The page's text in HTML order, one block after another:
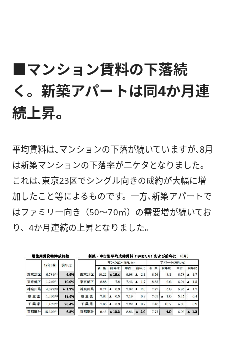
■マンション賃料の下落続
く。新築アパートは同4か月連
続上昇。
平均賃料は､マンションの下落が続いていますが､8月
は新築マンションの下落率が二ケタとなりました。
これは､東京23区でシングル向きの成約が大幅に増
加したこと等によるものです。一方､新築アパートで
はファミリー向き（50～70㎡）の需要増が続いてお
り、4か月連続の上昇となりました。